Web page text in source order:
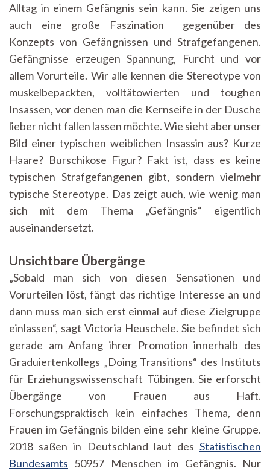
Alltag in einem Gefängnis sein kann. Sie zeigen uns
auch eine große Faszination gegenüber des
Konzepts von Gefängnissen und Strafgefangenen.
Gefängnisse erzeugen Spannung, Furcht und vor
allem Vorurteile. Wir alle kennen die Stereotype von
muskelbepackten, volltätowierten und toughen
Insassen, vor denen man die Kernseife in der Dusche
lieber nicht fallen lassen möchte. Wie sieht aber unser
Bild einer typischen weiblichen Insassin aus? Kurze
Haare? Burschikose Figur? Fakt ist, dass es keine
typischen Strafgefangenen gibt, sondern vielmehr
typische Stereotype. Das zeigt auch, wie wenig man
sich mit dem Thema „Gefängnis“ eigentlich
auseinandersetzt.
Unsichtbare Übergänge
„Sobald man sich von diesen Sensationen und
Vorurteilen löst, fängt das richtige Interesse an und
dann muss man sich erst einmal auf diese Zielgruppe
einlassen“, sagt Victoria Heuschele. Sie befindet sich
gerade am Anfang ihrer Promotion innerhalb des
Graduiertenkollegs „Doing Transitions“ des Instituts
für Erziehungswissenschaft Tübingen. Sie erforscht
Übergänge von Frauen aus Haft.
Forschungspraktisch kein einfaches Thema, denn
Frauen im Gefängnis bilden eine sehr kleine Gruppe.
2018 saßen in Deutschland laut des Statistischen
Bundesamts 50957 Menschen im Gefängnis. Nur